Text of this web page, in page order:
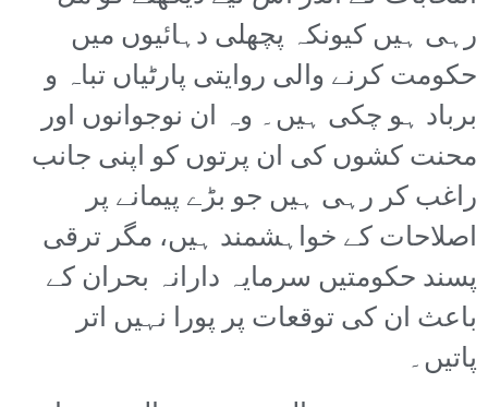
رہی ہیں کیونکہ پچھلی دہائیوں میں
حکومت کرنے والی روایتی پارٹیاں تباہ و
برباد ہو چکی ہیں۔ وہ ان نوجوانوں اور
محنت کشوں کی ان پرتوں کو اپنی جانب
راغب کر رہی ہیں جو بڑے پیمانے پر
اصلاحات کے خواہشمند ہیں، مگر ترقی
پسند حکومتیں سرمایہ دارانہ بحران کے
باعث ان کی توقعات پر پورا نہیں اتر
پاتیں۔